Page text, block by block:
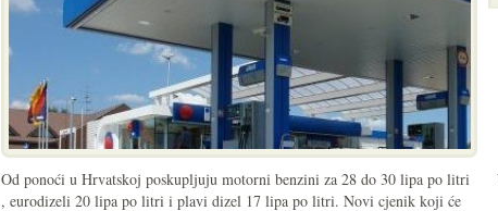
Od ponoći u Hrvatskoj poskupljuju motorni benzini za 28 do 30 lipa po litri
, eurodizeli 20 lipa po litri i plavi dizel 17 lipa po litri. Novi cjenik koji će